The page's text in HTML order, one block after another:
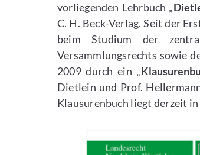
vorliegenden Lehrbuch „
C. H. Beck-Verlag. Seit der
beim Studium der
Versammlungsrechts sowie
2009 durch ein „
Dietlein und Prof.
Klausurenbuch liegt derzeit